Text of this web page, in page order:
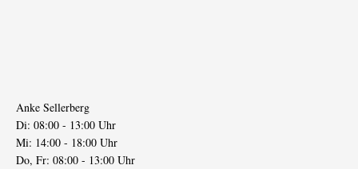
Anke Sellerberg
Di: 08:00 - 13:00 Uhr
Mi: 14:00 - 18:00 Uhr
Do, Fr: 08:00 - 13:00 Uhr